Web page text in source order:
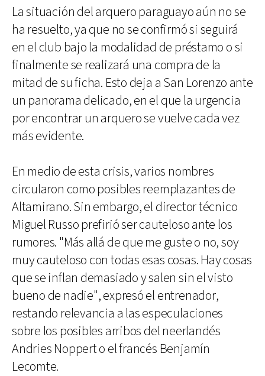
La situación del arquero paraguayo aún no se
ha resuelto, ya que no se confirmó si seguirá
en el club bajo la modalidad de préstamo o si
finalmente se realizará una compra de la
mitad de su ficha. Esto deja a San Lorenzo ante
un panorama delicado, en el que la urgencia
por encontrar un arquero se vuelve cada vez
más evidente.
En medio de esta crisis, varios nombres
circularon como posibles reemplazantes de
Altamirano. Sin embargo, el director técnico
Miguel Russo prefirió ser cauteloso ante los
rumores. "Más allá de que me guste o no, soy
muy cauteloso con todas esas cosas. Hay cosas
que se inflan demasiado y salen sin el visto
bueno de nadie", expresó el entrenador,
restando relevancia a las especulaciones
sobre los posibles arribos del neerlandés
Andries Noppert o el francés Benjamín
Lecomte.